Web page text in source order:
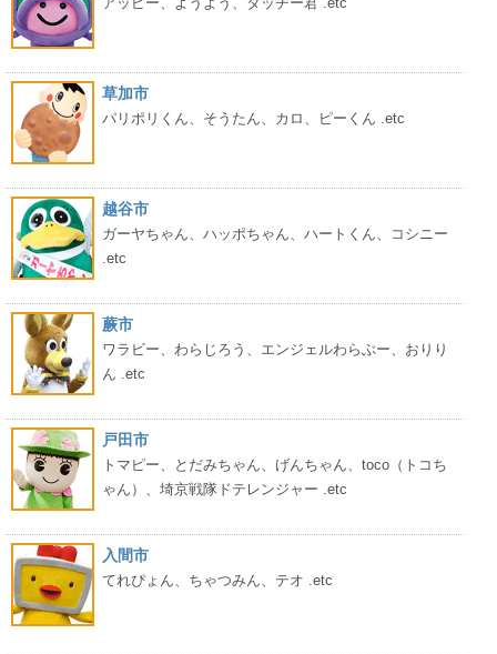
草加市
パリポリくん、そうたん、カロ、ピーくん .etc
越谷市
ガーヤちゃん、ハッポちゃん、ハートくん、コシニー
.etc
蕨市
ワラビー、わらじろう、エンジェルわらぶー、おりり
ん .etc
戸田市
トマピー、とだみちゃん、げんちゃん、toco（トコち
ゃん）、埼京戦隊ドテレンジャー .etc
入間市
てれぴょん、ちゃつみん、テオ .etc